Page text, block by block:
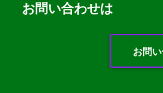
お問い合わせは
お問